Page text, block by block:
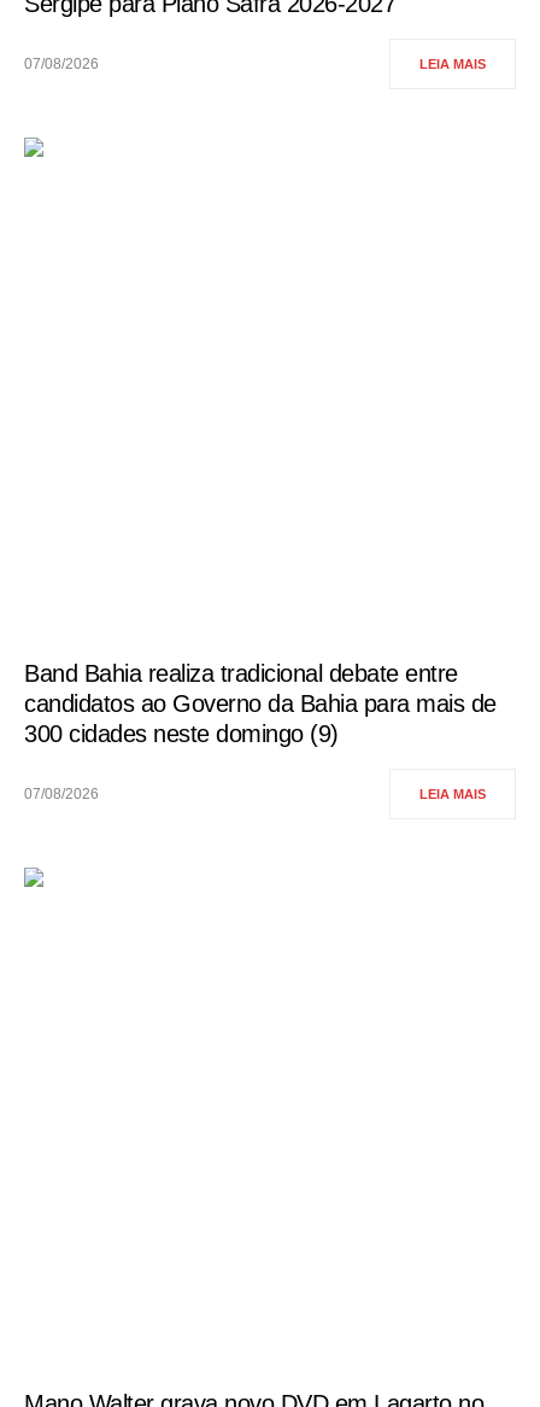
07/08/2026 LEIA MAIS
Band Bahia realiza tradicional debate entre
candidatos ao Governo da Bahia para mais de
300 cidades neste domingo (9)
07/08/2026 LEIA MAIS